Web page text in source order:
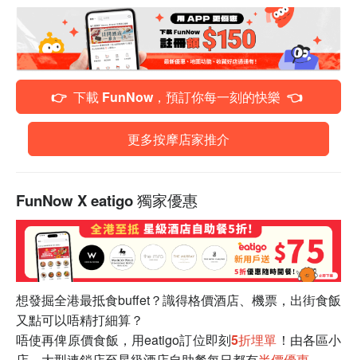
👉 下載 FunNow，預訂你每一刻的快樂 👈
更多按摩店家推介
FunNow X eatigo 獨家優惠
想發掘全港最抵食buffet？識得格價酒店、機票，出街食飯
又點可以唔精打細算？
唔使再俾原價食飯，用eatigo訂位即刻5折埋單 ！由各區小